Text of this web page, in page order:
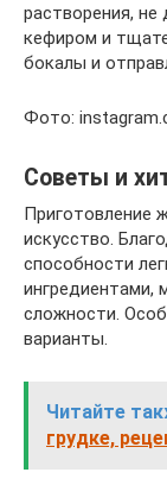
растворения,
кефиром и
бокалы и
Фото:
Советы и
Приготовление
искусство.
способности
сложности.
варианты.
Читайте
грудке,